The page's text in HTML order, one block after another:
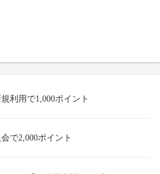
利用で1,000ポイント
で2,000ポイント